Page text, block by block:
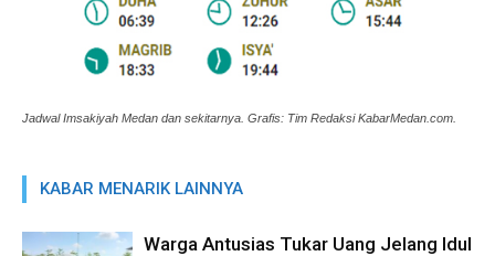
Jadwal Imsakiyah Medan dan sekitarnya. Grafis: Tim Redaksi KabarMedan.com.
KABAR MENARIK LAINNYA
Warga Antusias Tukar Uang Jelang Idul